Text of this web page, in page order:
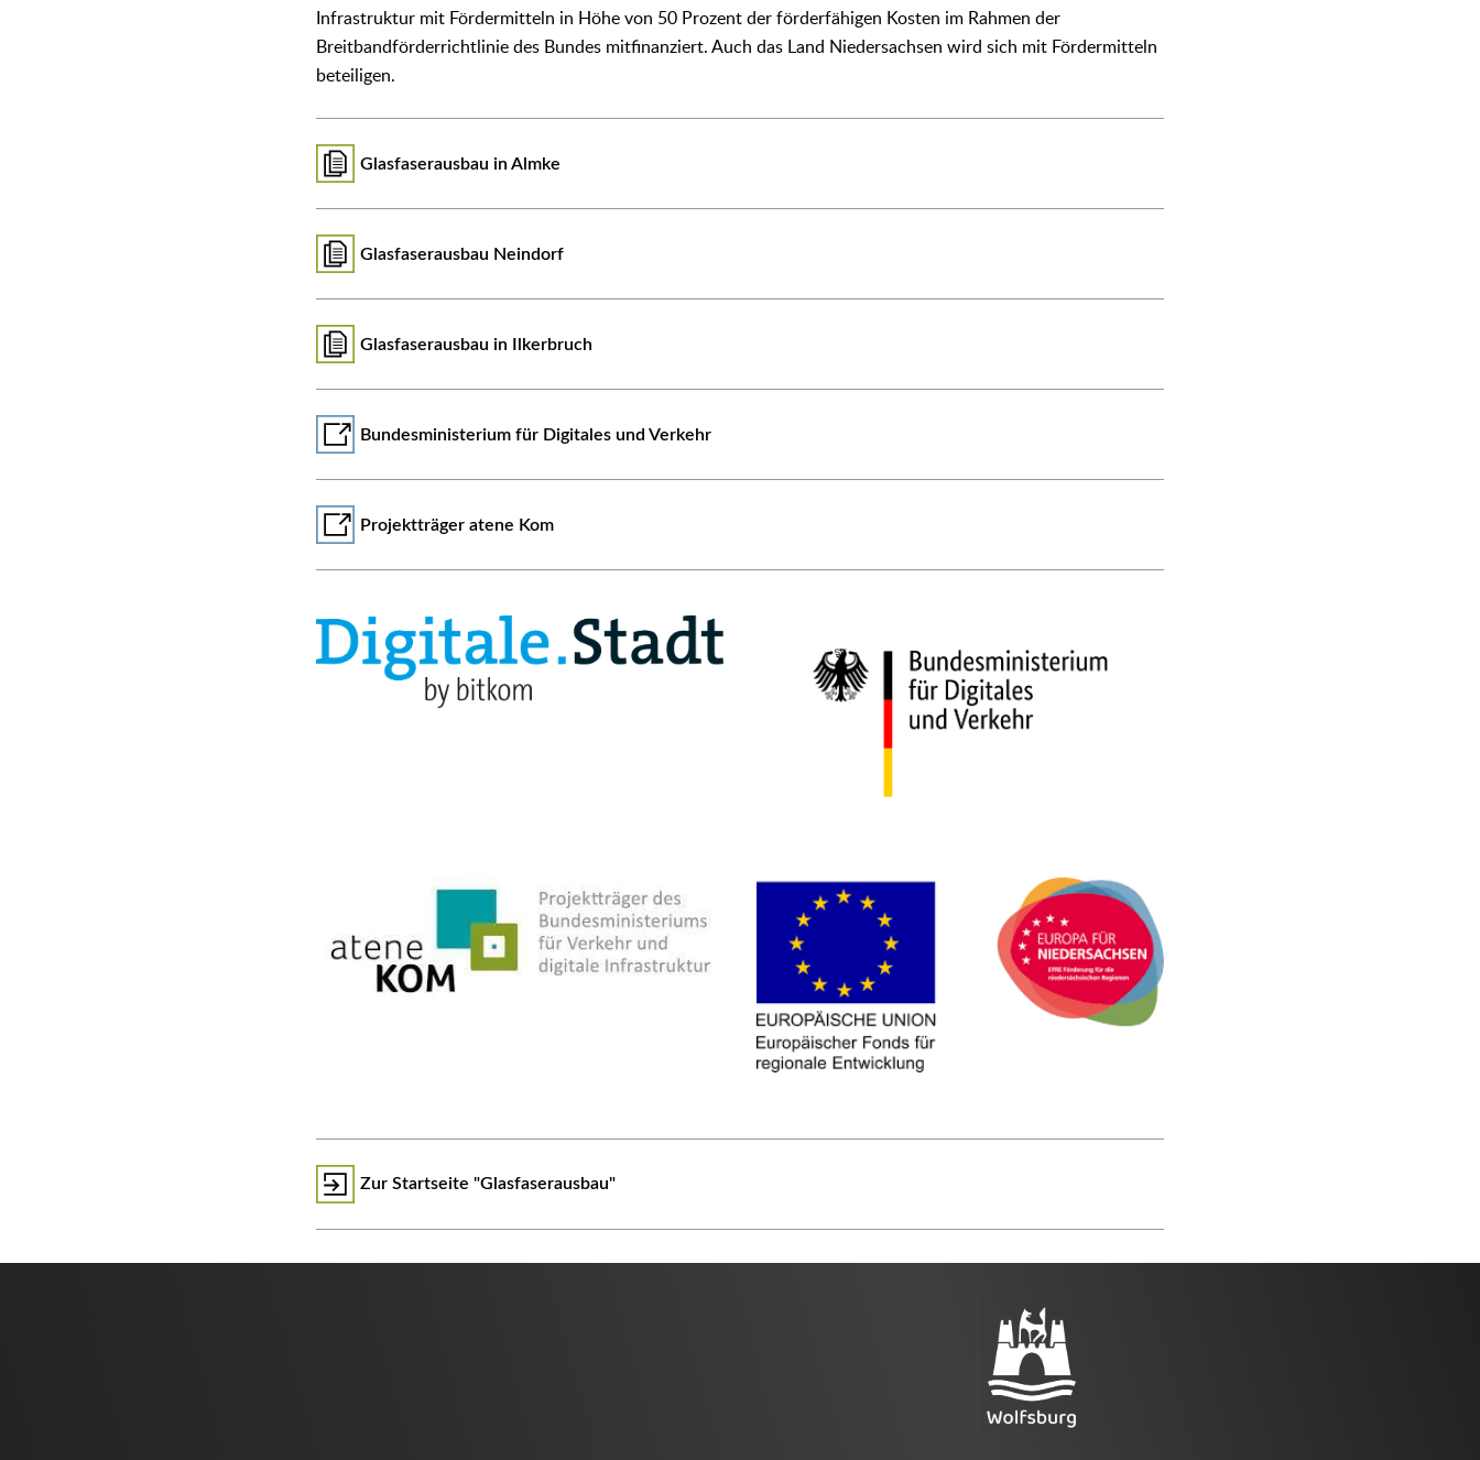
Infrastruktur mit Fördermitteln in Höhe von 50 Prozent der förderfähigen Kosten im Rahmen der
Breitbandförderrichtlinie des Bundes mitfinanziert. Auch das Land Niedersachsen wird sich mit Fördermitteln
beteiligen.
Glasfaserausbau in Almke
Glasfaserausbau Neindorf
Glasfaserausbau in Ilkerbruch
Bundesministerium für Digitales und Verkehr
Projektträger atene Kom
Zur Startseite "Glasfaserausbau"